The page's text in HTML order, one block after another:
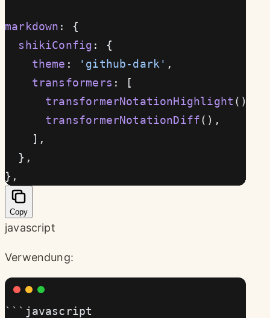
markdown : {
  shikiConfig
: {
    theme
: 'github-dark' ,
    transformers
: [
      transformerNotationHighlight
(),
      transformerNotationDiff
(),
    ],
  },
},
Copy
javascript
Verwendung:
```javascript